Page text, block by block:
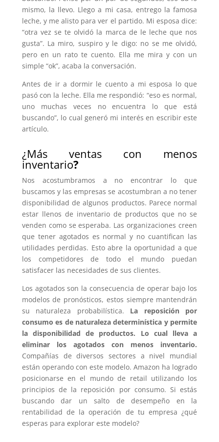
mismo, la llevo. Llego a mi casa, entrego la famosa
leche, y me alisto para ver el partido. Mi esposa dice:
“otra vez se te olvidó la marca de le leche que nos
gusta”. La miro, suspiro y le digo: no se me olvidó,
pero en un rato te cuento. Ella me mira y con un
simple “ok”, acaba la conversación.
Antes de ir a dormir le cuento a mi esposa lo que
pasó con la leche. Ella me respondió: “eso es normal,
uno muchas veces no encuentra lo que está
buscando”, lo cual generó mi interés en escribir este
artículo.
¿Más ventas con menos
inventario?
Nos acostumbramos a no encontrar lo que
buscamos y las empresas se acostumbran a no tener
disponibilidad de algunos productos. Parece normal
estar llenos de inventario de productos que no se
venden como se esperaba. Las organizaciones creen
que tener agotados es normal y no cuantifican las
utilidades perdidas. Esto abre la oportunidad a que
los competidores de todo el mundo puedan
satisfacer las necesidades de sus clientes.
Los agotados son la consecuencia de operar bajo los
modelos de pronósticos, estos siempre mantendrán
su naturaleza probabilística. La reposición por
consumo es de naturaleza determinística y permite
la disponibilidad de productos. Lo cual lleva a
eliminar los agotados con menos inventario.
Compañías de diversos sectores a nivel mundial
están operando con este modelo. Amazon ha logrado
posicionarse en el mundo de retail utilizando los
principios de la reposición por consumo. Si estás
buscando dar un salto de desempeño en la
rentabilidad de la operación de tu empresa ¿qué
esperas para explorar este modelo?